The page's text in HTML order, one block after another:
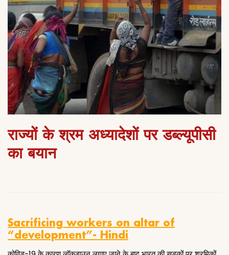
राज्यों के श्रम अध्यादेशों पर डब्ल्यूपीसी
का बयान
Sacrificing workers on altar of
“development”- Hindi